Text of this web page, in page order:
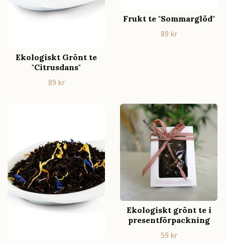
Ekologiskt Grönt te
"Citrusdans"
89 kr
Frukt te "Sommarglöd"
89 kr
Ekologiskt grönt te i
presentförpackning
59 kr